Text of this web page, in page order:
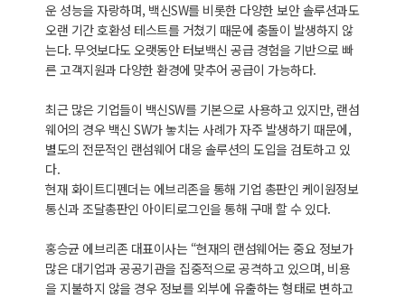
운 성능을 자랑하며, 백신SW를 비롯한 다양한 보안 솔루션과도
오랜 기간 호환성 테스트를 거쳤기 때문에 충돌이 발생하지 않
는다. 무엇보다도 오랫동안 터보백신 공급 경험을 기반으로 빠
른 고객지원과 다양한 환경에 맞추어 공급이 가능하다.
최근 많은 기업들이 백신SW를 기본으로 사용하고 있지만, 랜섬
웨어의 경우 백신 SW가 놓치는 사례가 자주 발생하기 때문에,
별도의 전문적인 랜섬웨어 대응 솔루션의 도입을 검토하고 있
다.
현재 화이트디펜더는 에브리존을 통해 기업 총판인 케이원정보
통신과 조달총판인 아이티로그인을 통해 구매 할 수 있다.
홍승균 에브리존 대표이사는 “현재의 랜섬웨어는 중요 정보가
많은 대기업과 공공기관을 집중적으로 공격하고 있으며, 비용
을 지불하지 않을 경우 정보를 외부에 유출하는 형태로 변하고